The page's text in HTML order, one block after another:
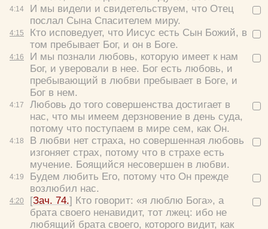
4:14
4:15
4:16
4:17
4:18
4:19
4:20
И мы видели и свидетельствуем, что Отец
послал Сына Спасителем миру.
Кто исповедует, что Иисус есть Сын Божий, в
том пребывает Бог, и он в Боге.
И мы познали любовь, которую имеет к нам
Бог, и уверовали в нее. Бог есть любовь, и
пребывающий в любви пребывает в Боге, и
Бог в нем.
Любовь до того совершенства достигает в
нас, что мы имеем дерзновение в день суда,
потому что поступаем в мире сем, как Он.
В любви нет страха, но совершенная любовь
изгоняет страх, потому что в страхе есть
мучение. Боящийся несовершен в любви.
Будем любить Его, потому что Он прежде
возлюбил нас.
[Зач. 74.] Кто говорит: «я люблю Бога», а
брата своего ненавидит, тот лжец: ибо не
любящий брата своего, которого видит, как
Хорошо
Да
Нет
Вход
Регистрация
Цвет: